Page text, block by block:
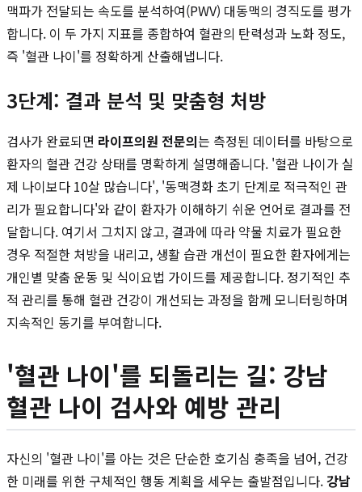
맥파가 전달되는 속도를 분석하여(PWV) 대동맥의 경직도를 평가
합니다. 이 두 가지 지표를 종합하여 혈관의 탄력성과 노화 정도,
즉 '혈관 나이'를 정확하게 산출해냅니다.
3단계: 결과 분석 및 맞춤형 처방
검사가 완료되면 라이프의원 전문의는 측정된 데이터를 바탕으로
환자의 혈관 건강 상태를 명확하게 설명해줍니다. '혈관 나이가 실
제 나이보다 10살 많습니다', '동맥경화 초기 단계로 적극적인 관
리가 필요합니다'와 같이 환자가 이해하기 쉬운 언어로 결과를 전
달합니다. 여기서 그치지 않고, 결과에 따라 약물 치료가 필요한
경우 적절한 처방을 내리고, 생활 습관 개선이 필요한 환자에게는
개인별 맞춤 운동 및 식이요법 가이드를 제공합니다. 정기적인 추
적 관리를 통해 혈관 건강이 개선되는 과정을 함께 모니터링하며
지속적인 동기를 부여합니다.
'혈관 나이'를 되돌리는 길: 강남
혈관 나이 검사와 예방 관리
자신의 '혈관 나이'를 아는 것은 단순한 호기심 충족을 넘어, 건강
한 미래를 위한 구체적인 행동 계획을 세우는 출발점입니다.강남